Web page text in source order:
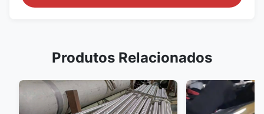
Produtos Relacionados